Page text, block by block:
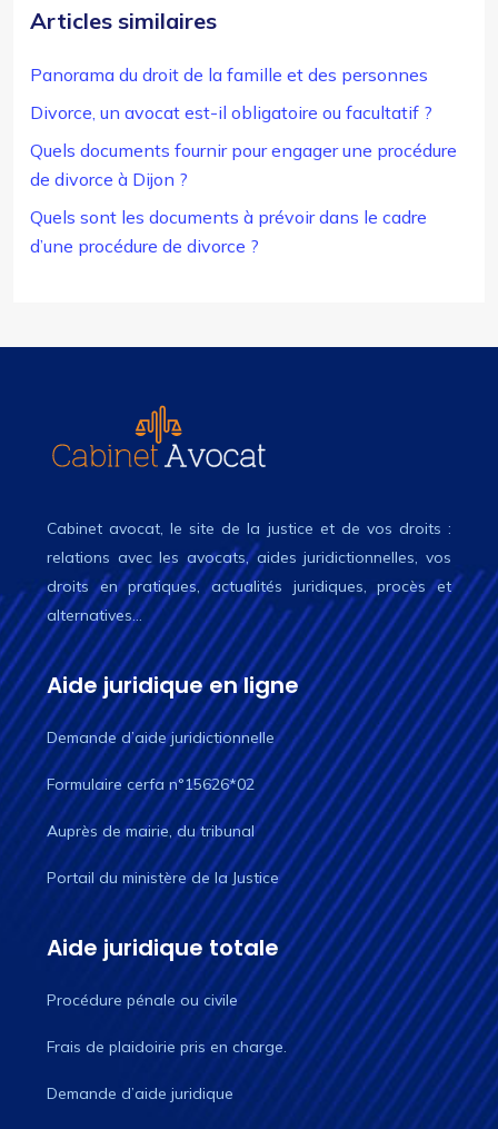
Articles similaires
Panorama du droit de la famille et des personnes
Divorce, un avocat est-il obligatoire ou facultatif ?
Quels documents fournir pour engager une procédure
de divorce à Dijon ?
Quels sont les documents à prévoir dans le cadre
d’une procédure de divorce ?
Cabinet avocat, le site de la justice et de vos droits :
relations avec les avocats, aides juridictionnelles, vos
droits en pratiques, actualités juridiques, procès et
alternatives…
Aide juridique en ligne
Demande d’aide juridictionnelle
Formulaire cerfa n°15626*02
Auprès de mairie, du tribunal
Portail du ministère de la Justice
Aide juridique totale
Procédure pénale ou civile
Frais de plaidoirie pris en charge.
Demande d’aide juridique